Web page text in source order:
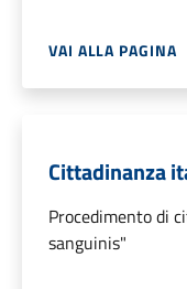
VAI ALLA PAGINA
Cittadinanza
Procedimento di
sanguinis"